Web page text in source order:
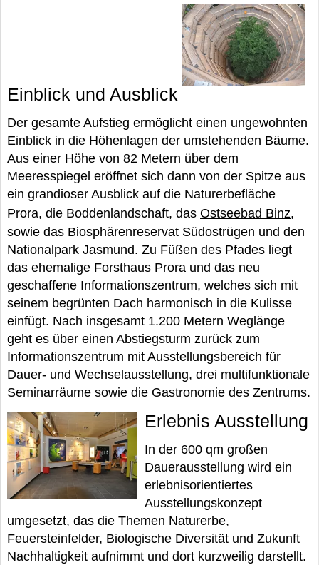
Einblick und Ausblick
Der gesamte Aufstieg ermöglicht einen ungewohnten
Einblick in die Höhenlagen der umstehenden Bäume.
Aus einer Höhe von 82 Metern über dem
Meeresspiegel eröffnet sich dann von der Spitze aus
ein grandioser Ausblick auf die Naturerbefläche
Prora, die Boddenlandschaft, das Ostseebad Binz,
sowie das Biosphärenreservat Südostrügen und den
Nationalpark Jasmund. Zu Füßen des Pfades liegt
das ehemalige Forsthaus Prora und das neu
geschaffene Informationszentrum, welches sich mit
seinem begrünten Dach harmonisch in die Kulisse
einfügt. Nach insgesamt 1.200 Metern Weglänge
geht es über einen Abstiegsturm zurück zum
Informationszentrum mit Ausstellungsbereich für
Dauer- und Wechselausstellung, drei multifunktionale
Seminarräume sowie die Gastronomie des Zentrums.
Erlebnis Ausstellung
In der 600 qm großen
Dauerausstellung wird ein
erlebnisorientiertes
Ausstellungskonzept
umgesetzt, das die Themen Naturerbe,
Feuersteinfelder, Biologische Diversität und Zukunft
Nachhaltigkeit aufnimmt und dort kurzweilig darstellt.